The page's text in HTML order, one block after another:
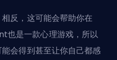
反，这可能会帮助你在
是一款心理游戏，所以
会得到甚至让你自己都感